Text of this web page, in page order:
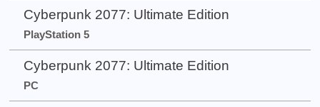
Cyberpunk 2077: Ultimate Edition
PlayStation 5
Cyberpunk 2077: Ultimate Edition
PC